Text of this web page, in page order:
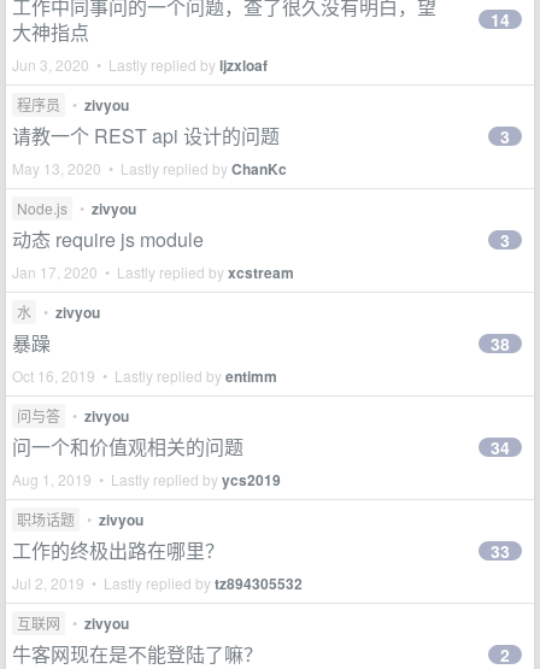
工作中同事问的一个问题，查了很久没有明白，望
大神指点
Jun 3, 2020 • Lastly replied byljzxloaf
14
程序员 • zivyou
请教一个 REST api 设计的问题
May 13, 2020 • Lastly replied byChanKc
3
Node.js • zivyou
动态 require js module
Jan 17, 2020 • Lastly replied byxcstream
3
水 • zivyou
暴躁
Oct 16, 2019 • Lastly replied byentimm
38
问与答 • zivyou
问一个和价值观相关的问题
Aug 1, 2019 • Lastly replied byycs2019
34
职场话题 • zivyou
工作的终极出路在哪里？
Jul 2, 2019 • Lastly replied bytz894305532
33
互联网 • zivyou
牛客网现在是不能登陆了嘛？ 2